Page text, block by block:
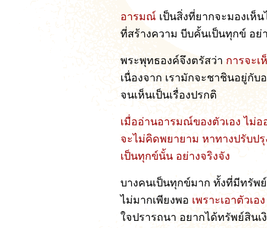
อารมณ์ เป็นสิ่งที่ยากจะมองเห็
ที่สร้างความ บีบคั้นเป็นทุกข์ อย่
พระพุทธองค์จึงตรัสว่า การจะเ
เนื่องจาก เรามักจะชาชินอยู่กั
จนเห็นเป็นเรื่องปรกติ
เมื่ออ่านอารมณ์ของตัวเอง ไม่
จะไม่คิดพยายาม หาทางปรับป
เป็นทุกข์นั้น อย่างจริงจัง
บางคนเป็นทุกข์มาก ทั้งที่มีทรัพ
ไม่มากเพียงพอ เพราะเอาตัวเ
ใจปรารถนา อยากได้ทรัพย์สิน